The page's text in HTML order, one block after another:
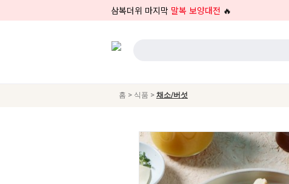
삼복더위 마지막 말복 보양대전 🔥
홈 > 식품 > 채소/버섯